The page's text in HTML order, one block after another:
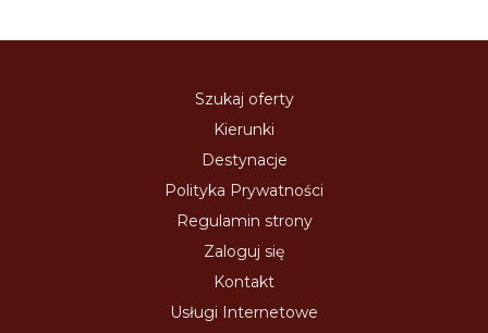
Szukaj oferty
Kierunki
Destynacje
Polityka Prywatności
Regulamin strony
Zaloguj się
Kontakt
Usługi Internetowe